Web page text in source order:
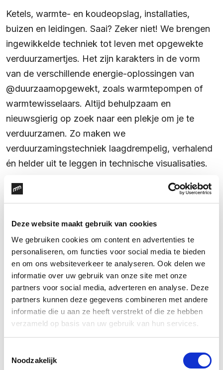
Deze website maakt gebruik van cookies
We gebruiken cookies om content en advertenties te
personaliseren, om functies voor social media te bieden
en om ons websiteverkeer te analyseren. Ook delen we
informatie over uw gebruik van onze site met onze
partners voor social media, adverteren en analyse. Deze
partners kunnen deze gegevens combineren met andere
informatie die u aan ze heeft verstrekt of die ze hebben
verzameld op basis van uw gebruik van hun services.
Noodzakelijk
Ketels, warmte- en koudeopslag, installaties,
buizen en leidingen. Saai? Zeker niet! We brengen
ingewikkelde techniek tot leven met opgewekte
verduurzamertjes. Het zijn karakters in de vorm
van de verschillende energie-oplossingen van
@duurzaamopgewekt, zoals warmtepompen of
warmtewisselaars. Altijd behulpzaam en
nieuwsgierig op zoek naar een plekje om je te
verduurzamen. Zo maken we
verduurzamingstechniek laagdrempelig, verhalend
én helder uit te leggen in technische visualisaties.